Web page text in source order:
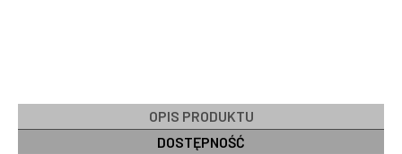
OPIS PRODUKTU
DOSTĘPNOŚĆ